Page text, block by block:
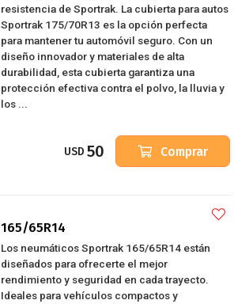
resistencia de Sportrak. La cubierta para autos
Sportrak 175/70R13 es la opción perfecta
para mantener tu automóvil seguro. Con un
diseño innovador y materiales de alta
durabilidad, esta cubierta garantiza una
protección efectiva contra el polvo, la lluvia y
los ...
USD 50 Comprar
165/65R14
Los neumáticos Sportrak 165/65R14 están
diseñados para ofrecerte el mejor
rendimiento y seguridad en cada trayecto.
Ideales para vehículos compactos y